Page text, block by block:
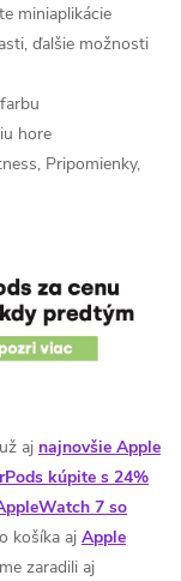
miniaplikácie
ďalšie možnosti
hore
Pripomienky,
aj najnovšie Apple
kúpite s 24%
7 so
košíka aj Apple
zaradili aj